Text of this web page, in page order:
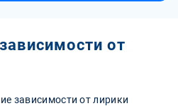
от
зависимости от лирики